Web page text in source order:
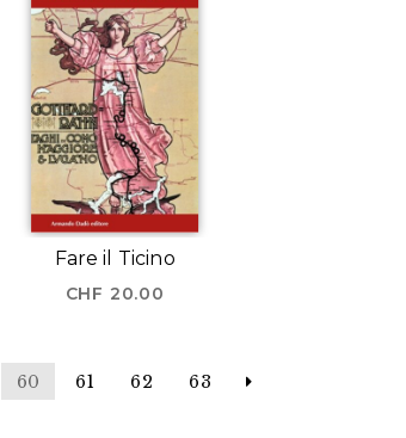
Fare il Ticino
CHF 20.00
60 61 62 63